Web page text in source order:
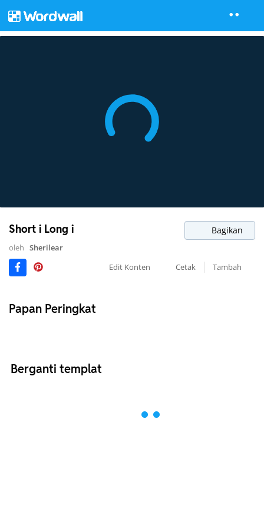
Short i Long i Bagikan
oleh Sherilear
Edit Konten
Cetak Tambah
Papan Peringkat
Berganti templat